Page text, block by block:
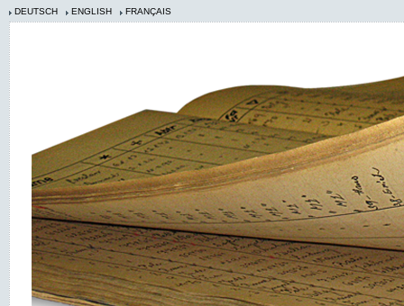
DEUTSCH ENGLISH FRANÇAIS